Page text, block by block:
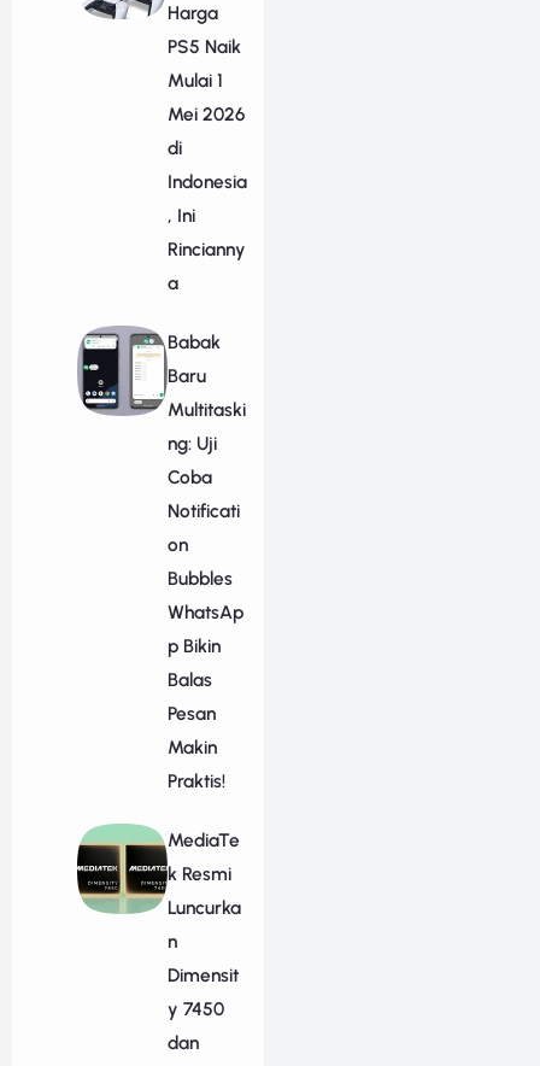
Harga
PS5 Naik
Mulai 1
Mei 2026
di
Indonesia
, Ini
Rincianny
a
Babak
Baru
Multitaski
ng: Uji
Coba
Notificati
on
Bubbles
WhatsAp
p Bikin
Balas
Pesan
Makin
Praktis!
MediaTe
k Resmi
Luncurka
n
Dimensit
y 7450
dan